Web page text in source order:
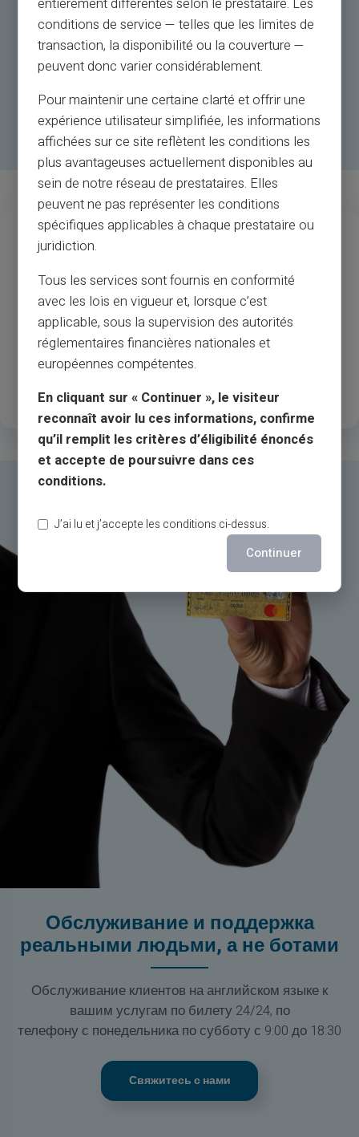
13 37M
банкоматов
1.3M
Довольные
зарегистрированные
клиенты
35
Доступные страны
Обслуживание и поддержка
реальными людьми, а не ботами
Обслуживание клиентов на английском языке к
вашим услугам по билету 24/24, по
телефону с понедельника по субботу с 9:00 до 18:30
Свяжитесь с нами
entièrement différentes selon le prestataire. Les
conditions de service — telles que les limites de
transaction, la disponibilité ou la couverture —
peuvent donc varier considérablement.
Pour maintenir une certaine clarté et offrir une
expérience utilisateur simplifiée, les informations
affichées sur ce site reflètent les conditions les
plus avantageuses actuellement disponibles au
sein de notre réseau de prestataires. Elles
peuvent ne pas représenter les conditions
spécifiques applicables à chaque prestataire ou
juridiction.
Tous les services sont fournis en conformité
avec les lois en vigueur et, lorsque c’est
applicable, sous la supervision des autorités
réglementaires financières nationales et
européennes compétentes.
En cliquant sur « Continuer », le visiteur
reconnaît avoir lu ces informations, confirme
qu’il remplit les critères d’éligibilité énoncés
et accepte de poursuivre dans ces
conditions.
J’ai lu et j’accepte les conditions ci-dessus.
Continuer